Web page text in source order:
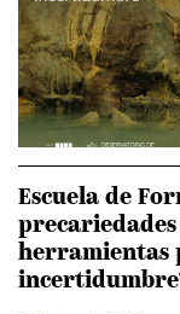
Escuela de
precariedades
herramientas